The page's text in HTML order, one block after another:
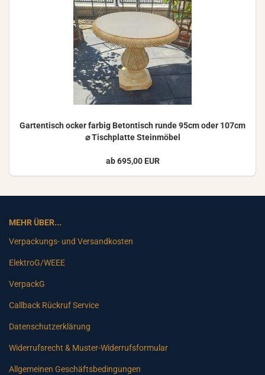
Gar­ten­tisch ocker far­big Be­ton­tisch runde 95cm oder 107cm
⌀ Tisch­plat­te Stein­mö­bel
ab 695,00 EUR
MEHR ÜBER...
Verpackungs- und Versandkosten
ElektroG/WEEE
VerpackG
Callback Rückruf Service
Datenschutzerklärung
Widerrufsrecht & Muster-Widerrufsformular
Allgemeinen Geschäftsbedingungen